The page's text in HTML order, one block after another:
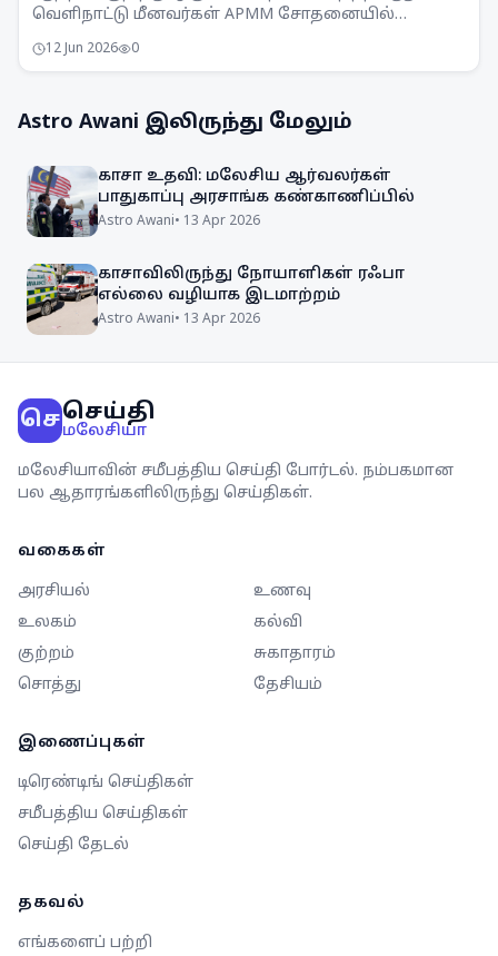
வெளிநாட்டு மீனவர்கள் APMM சோதனையில்
எதிராக APMM தொடர்ந்து கண்காணிப்பு
12 Jun 2026 0
Astro Awani இலிருந்து மேலும்
காசா உதவி: மலேசிய ஆர்வலர்கள்
பாதுகாப்பு அரசாங்க கண்காணிப்பில்
Astro Awani• 13 Apr 2026
காசாவிலிருந்து நோயாளிகள் ரஃபா
எல்லை வழியாக இடமாற்றம்
Astro Awani• 13 Apr 2026
செசெய்தி
மலேசியா
மலேசியாவின் சமீபத்திய செய்தி போர்டல். நம்பகமான
பல ஆதாரங்களிலிருந்து செய்திகள்.
வகைகள்
அரசியல்
உணவு
உலகம்
கல்வி
குற்றம்
சுகாதாரம்
சொத்து
தேசியம்
இணைப்புகள்
டிரெண்டிங் செய்திகள்
சமீபத்திய செய்திகள்
செய்தி தேடல்
தகவல்
எங்களைப் பற்றி